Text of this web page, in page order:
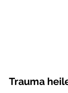
Trauma